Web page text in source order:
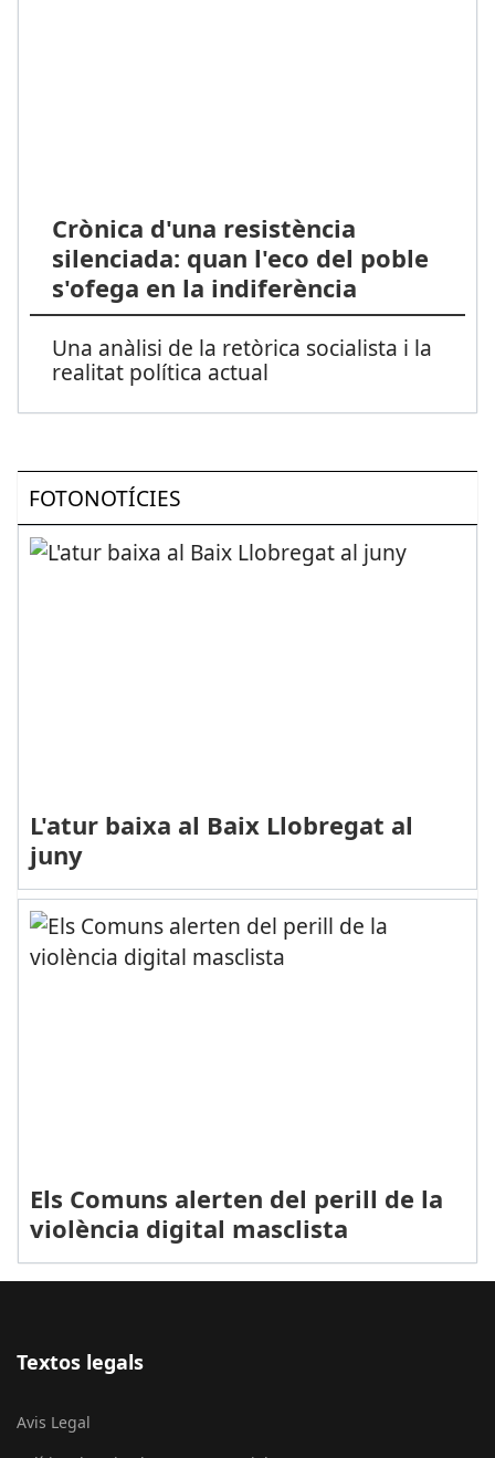
Crònica d'una resistència
silenciada: quan l'eco del poble
s'ofega en la indiferència
Una anàlisi de la retòrica socialista i la
realitat política actual
FOTONOTÍCIES
L'atur baixa al Baix Llobregat al
juny
Els Comuns alerten del perill de la
violència digital masclista
Textos legals
Avis Legal